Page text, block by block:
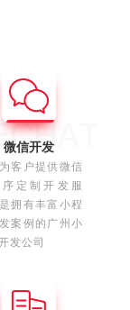
微信开发
客户提供微信
定制开发服
拥有丰富小程
案例的广州小
发公司